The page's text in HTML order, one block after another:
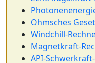
Ohmsches
Windchill-
Magnetkraft-
API-